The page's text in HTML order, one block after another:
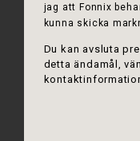
jag att Fonnix
kunna skicka
Du kan avsluta
detta ändamål,